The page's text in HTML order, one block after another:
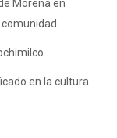
Morena en
en la cultura